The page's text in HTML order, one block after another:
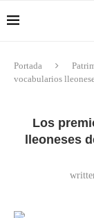
Portada
vocabularios
Los
lleoneses